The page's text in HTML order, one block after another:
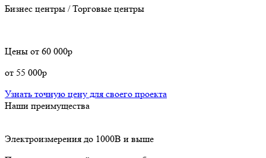
Бизнес центры / Торговые центры
Цены от 60 000р
от 55 000р
Узнать точную цену для своего проекта
Наши преимущества
Электроизмерения до 1000В и выше